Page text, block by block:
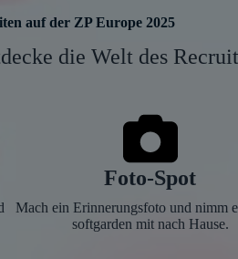
auf der ZP Europe 2025
die Welt des
Foto-Spot
Mach ein Erinnerungsfoto und nimm
softgarden mit nach Hause.